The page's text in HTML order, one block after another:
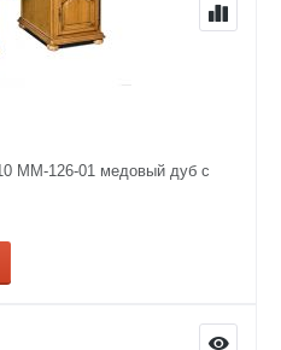
ММ-126-01 медовый дуб с